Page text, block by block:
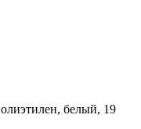
белый, 19